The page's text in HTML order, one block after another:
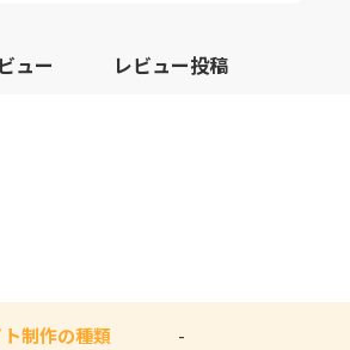
ュー レビュー投稿
制作の種類 -